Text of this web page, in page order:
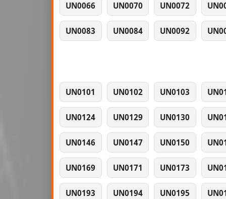
UN0066 UN0070 UN0072
UN0083 UN0084 UN0092
UN0101 UN0102 UN0103
UN0124 UN0129 UN0130
UN0146 UN0147 UN0150
UN0169 UN0171 UN0173
UN0193 UN0194 UN0195